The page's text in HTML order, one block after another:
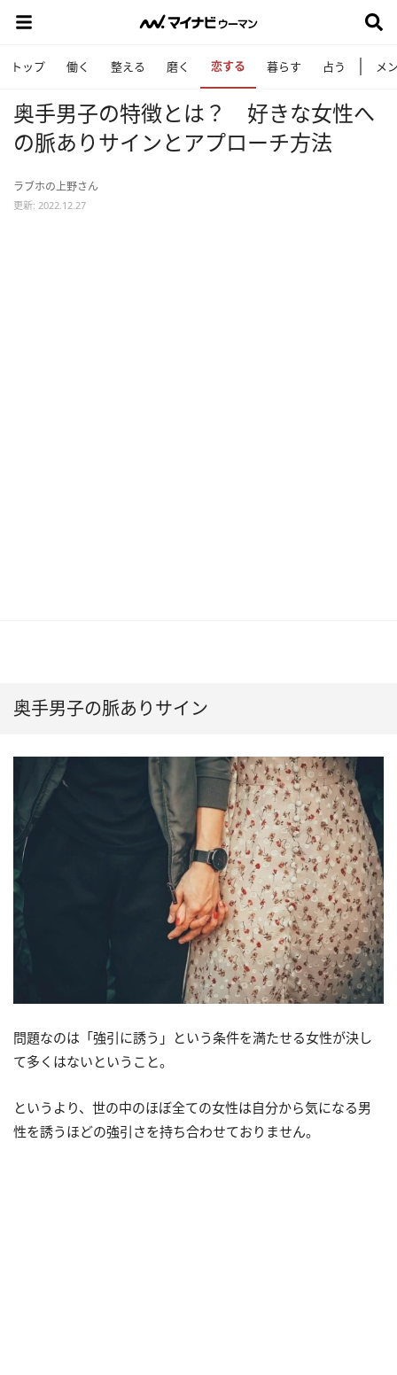
トップ 働く 整える 磨く 恋する 暮らす 占う メ
奥手男子の特徴とは？ 好きな女性へ
の脈ありサインとアプローチ方法
ラブホの上野さん
更新: 2022.12.27
奥手男子の脈ありサイン
問題なのは「強引に誘う」という条件を満たせる女性が決し
て多くはないということ。
というより、世の中のほぼ全ての女性は自分から気になる男
性を誘うほどの強引さを持ち合わせておりません。